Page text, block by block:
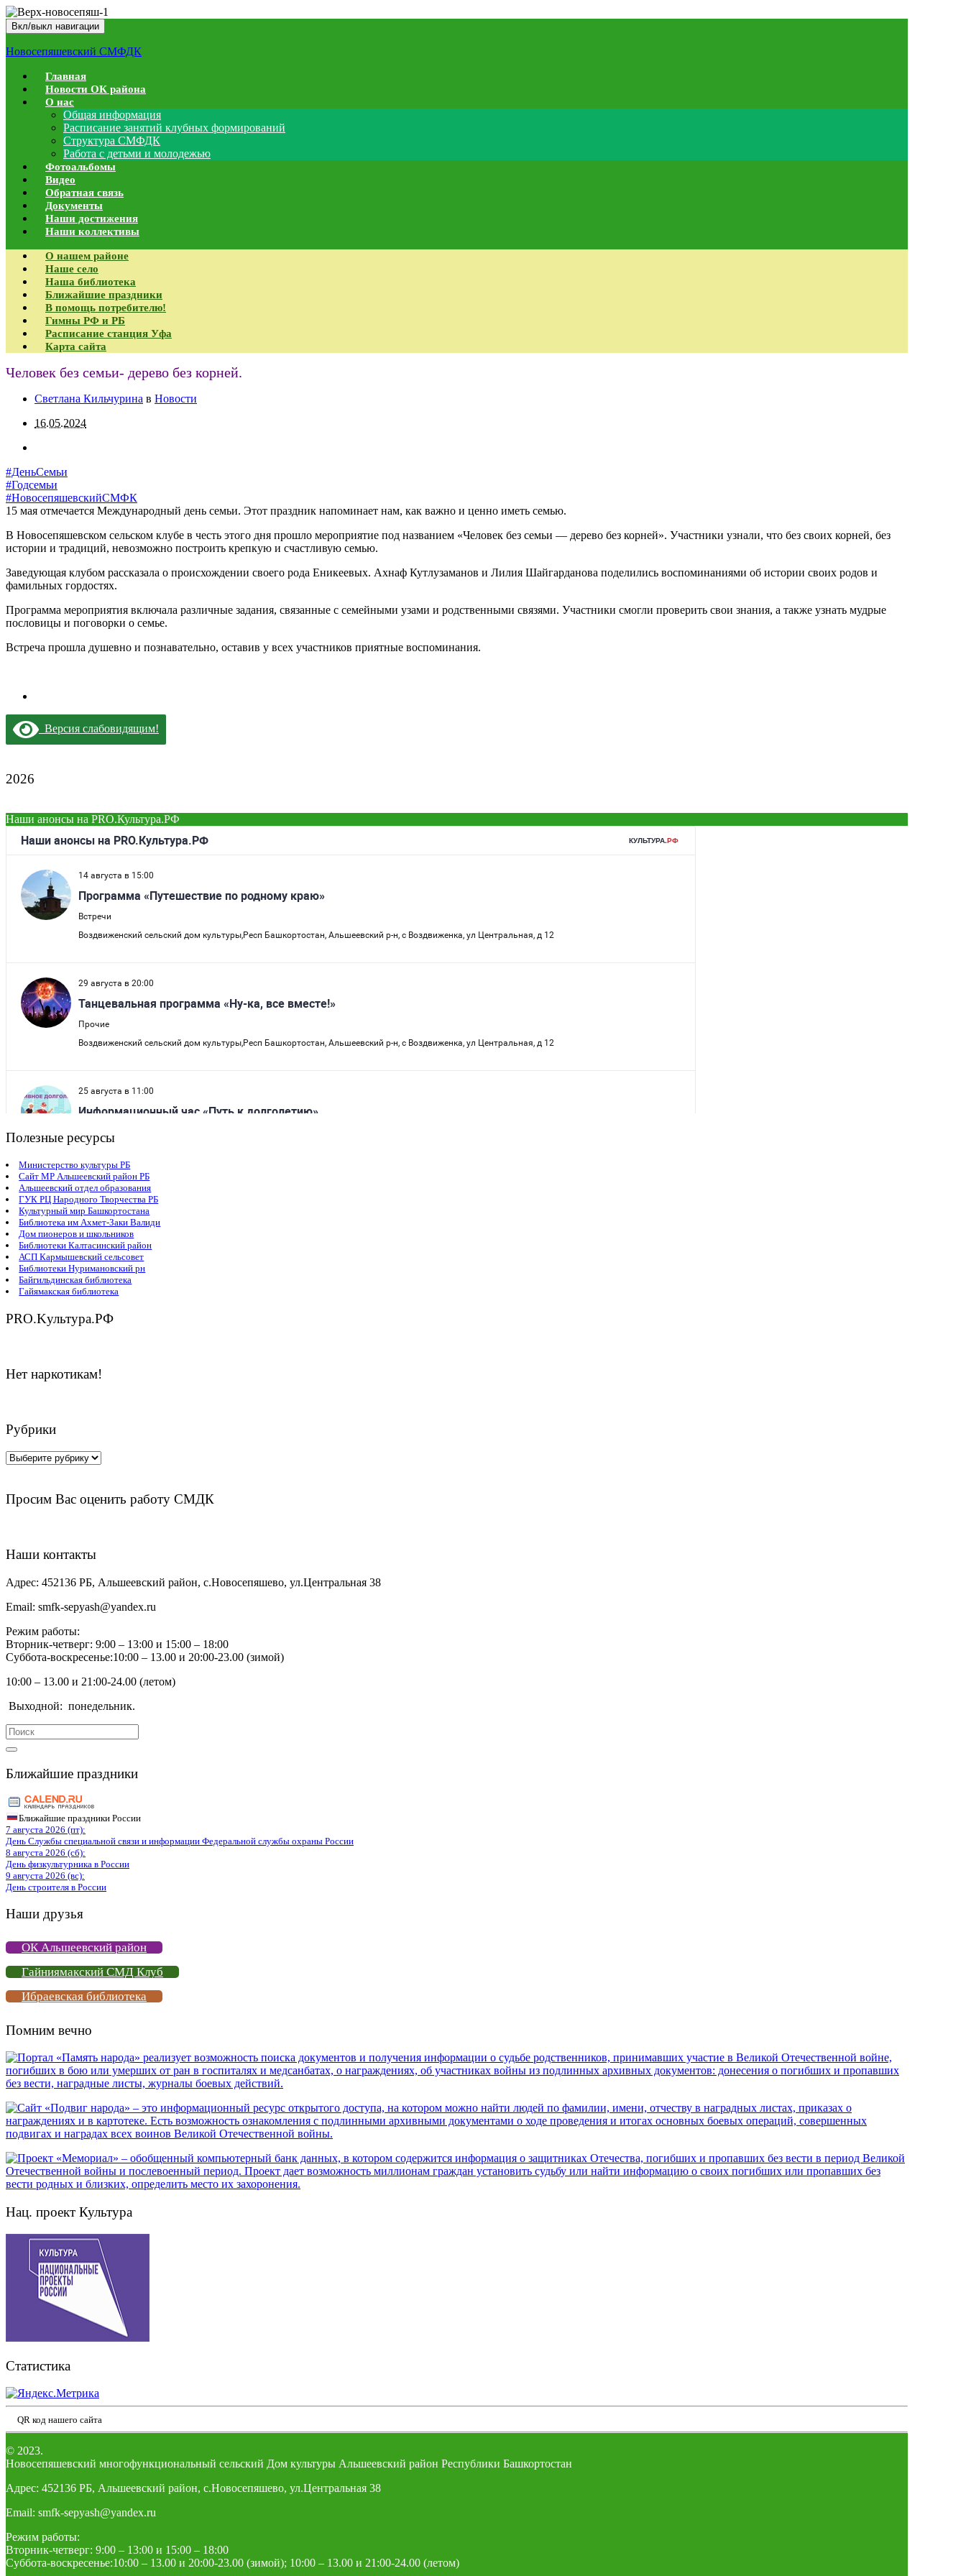
Вкл/выкл навигации
Новосепяшевский СМФДК
Главная
Новости ОК района
О нас
Общая информация
Расписание занятий клубных формирований
Структура СМФДК
Работа с детьми и молодежью
Фотоальбомы
Видео
Обратная связь
Документы
Наши достижения
Наши коллективы
О нашем районе
Наше село
Наша библиотека
Ближайшие праздники
В помощь потребителю!
Гимны РФ и РБ
Расписание станция Уфа
Карта сайта
Человек без семьи- дерево без корней.
Светлана Кильчурина в Новости
16.05.2024
#ДеньСемьи
#Годсемьи
#НовосепяшевскийСМФК
15 мая отмечается Международный день семьи. Этот праздник напоминает нам, как важно и ценно иметь семью.
В Новосепяшевском сельском клубе в честь этого дня прошло мероприятие под названием «Человек без семьи — дерево без корней». Участники узнали, что без своих корней, без
истории и традиций, невозможно построить крепкую и счастливую семью.
Заведующая клубом рассказала о происхождении своего рода Еникеевых. Ахнаф Кутлузаманов и Лилия Шайгарданова поделились воспоминаниями об истории своих родов и
фамильных гордостях.
Программа мероприятия включала различные задания, связанные с семейными узами и родственными связями. Участники смогли проверить свои знания, а также узнать мудрые
пословицы и поговорки о семье.
Встреча прошла душевно и познавательно, оставив у всех участников приятные воспоминания.
Версия слабовидящим!
2026
Наши анонсы на PRO.Культура.РФ
Полезные ресурсы
Министерство культуры РБ
Сайт МР Альшеевский район РБ
Альшеевский отдел образования
ГУК РЦ Народного Творчества РБ
Культурный мир Башкортостана
Библиотека им Ахмет-Заки Валиди
Дом пионеров и школьников
Библиотеки Калтасинский район
АСП Кармышевский сельсовет
Библиотеки Нуримановский рн
Байгильдинская библиотека
Гайямакская библиотека
PRO.Kультура.РФ
Нет наркотикам!
Рубрики
Рубрики
Просим Вас оценить работу СМДК
Наши контакты
Адрес: 452136 РБ, Альшеевский район, с.Новосепяшево, ул.Центральная 38
Email: smfk-sepyash@yandex.ru
Режим работы:
Вторник-четверг: 9:00 – 13:00 и 15:00 – 18:00
Суббота-воскресенье:10:00 – 13.00 и 20:00-23.00 (зимой)
10:00 – 13.00 и 21:00-24.00 (летом)
Выходной: понедельник.
Search
for:
Ближайшие праздники
Ближайшие праздники России
7 августа 2026 (пт):
День Службы специальной связи и информации Федеральной службы охраны России
8 августа 2026 (сб):
День физкультурника в России
9 августа 2026 (вс):
День строителя в России
Наши друзья
ОК Альшеевский район
Гайниямакский СМД Клуб
Ибраевская библиотека
Помним вечно
Нац. проект Культура
Статистика
QR код нашего сайта
© 2023.
Новосепяшевский многофункциональный сельский Дом культуры Альшеевский район Республики Башкортостан
Адрес: 452136 РБ, Альшеевский район, с.Новосепяшево, ул.Центральная 38
Email: smfk-sepyash@yandex.ru
Режим работы:
Вторник-четверг: 9:00 – 13:00 и 15:00 – 18:00
Суббота-воскресенье:10:00 – 13.00 и 20:00-23.00 (зимой); 10:00 – 13.00 и 21:00-24.00 (летом)